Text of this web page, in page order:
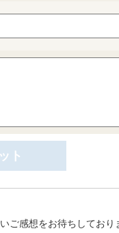
ご感想をお待ちしており